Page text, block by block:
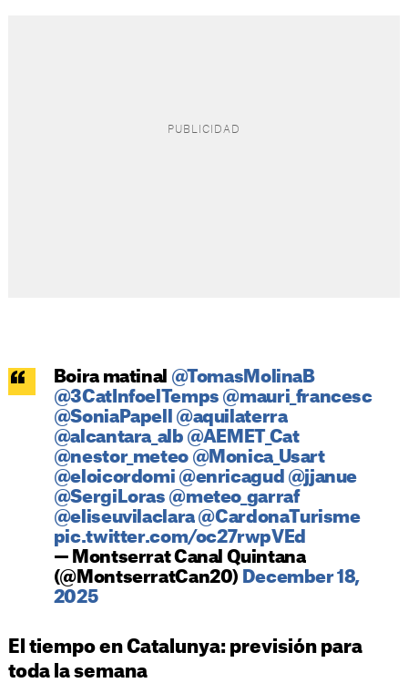
Boira matinal @TomasMolinaB
@3CatInfoelTemps @mauri_francesc
@SoniaPapell
@aquilaterra
@alcantara_alb @AEMET_Cat
@nestor_meteo @Monica_Usart
@eloicordomi @enricagud @jjanue
@SergiLoras @meteo_garraf
@eliseuvilaclara @CardonaTurisme
pic.twitter.com/oc27rwpVEd
— Montserrat Canal Quintana
(@MontserratCan20) December 18,
2025
El tiempo en Catalunya: previsión para
toda la semana